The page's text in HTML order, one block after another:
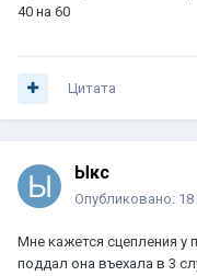
40 на 60
Цитата
Ыкс
Опубликовано:
Мне кажется сцепления у
поддал она въехала в 3